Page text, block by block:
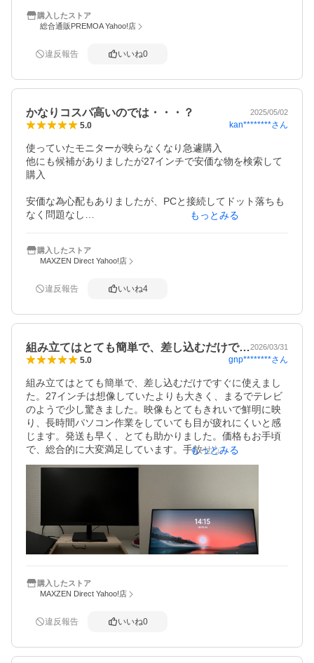
設定もテンプレートが用意されており簡単でしたが、最初
はリフレッシュレートが60hzなのでもし買う方がいたらデ
購入したストア
総合通販PREMOA Yahoo!店
違反報告 いいね0
かなりコスパ高いのでは・・・？ 2025/05/02
5.0 kan********さん
使っていたモニターが映らなくなり急遽購入
他にも候補がありましたが27インチで安価な物を検索して
購入
安価な為心配もありましたが、PCと接続してドット落ちも
なく問題なし
書類作成や動画を見る程度なので、ゲーム関係使用につい
もっとみる
購入したストア
MAXZEN Direct Yahoo!店
違反報告 いいね4
組み立てはとても簡単で、差し込むだけで…2026/03/31
5.0 gnp********さん
組み立てはとても簡単で、差し込むだけですぐに使えまし
た。27インチは想像していたよりも大きく、まるでテレビ
のようで少し驚きました。映像もとてもきれいで鮮明に映
り、長時間パソコン作業をしていても目が疲れにくいと感
じます。発送も早く、とても助かりました。価格もお手頃
で、総合的に大変満足しています。手放せない一台になり
そうです。
もっとみる
購入したストア
MAXZEN Direct Yahoo!店
違反報告 いいね0